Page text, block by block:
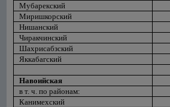
Мубарекский
Миришкорский
Нишанский
Чиракчинский
Шахрисабзский
Яккабагский
Навоийская
в т. ч. по районам:
Канимехский